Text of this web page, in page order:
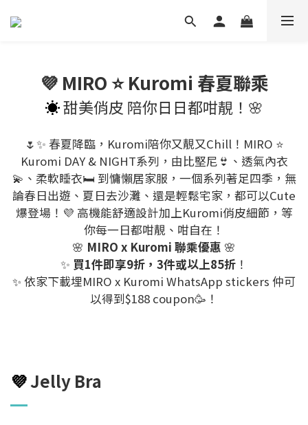
💜 MIRO ⭐ Kuromi 春夏聯乘
☀️甜美俏皮 陪你日日都咁靚！🌸
🌷✨ 春夏降臨，Kuromi陪你又靚又Chill！MIRO ⭐
Kuromi DAY & NIGHT系列，由比堅尼👙、透氣內衣
💫、柔軟睡衣🛏️ 到慵懶居家服，一個系列著足四季，無
論春日出遊、夏日去沙灘、還是輕鬆宅家，都可以Cute
爆登場！💜 高機能舒適設計加上Kuromi俏皮細節，等
你每一日都咁靚、咁自在！
🌸 MIRO x Kuromi 聯乘優惠 🌸
✨ 買1件即享9折，3件或以上85折 ！
✨ 依家下載埋MIRO x Kuromi WhatsApp stickers 仲可
以得到$188 coupon🥳！
💜Jelly Bra